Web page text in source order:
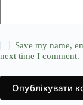
Save my name,
next time I comment.
Опублікувати